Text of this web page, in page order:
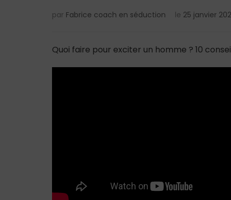
par Fabrice coach en séduction le 25 janvier
Quoi faire pour exciter un homme ? 10